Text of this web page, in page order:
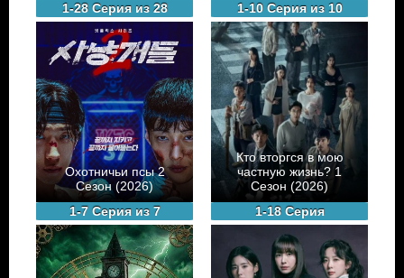
1-28 Серия из 28
1-10 Серия из 10
Охотничьи псы 2
Сезон (2026)
1-7 Серия из 7
Кто вторгся в мою
частную жизнь? 1
Сезон (2026)
1-18 Серия